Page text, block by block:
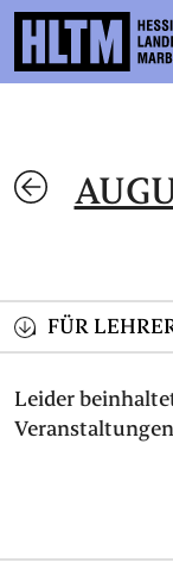
ENSEMBLE
KARTEN
SERVICE
KONTAKT
PRESSE
FÜR
Leider